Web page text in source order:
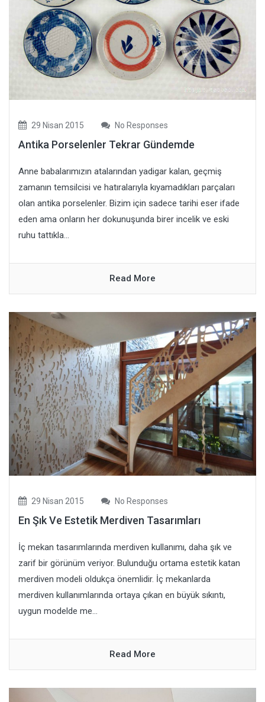
29 Nisan 2015 No Responses
Antika Porselenler Tekrar Gündemde
Anne babalarımızın atalarından yadigar kalan, geçmiş
zamanın temsilcisi ve hatıralarıyla kıyamadıkları parçaları
olan antika porselenler. Bizim için sadece tarihi eser ifade
eden ama onların her dokunuşunda birer incelik ve eski
ruhu tattıkla...
Read More
29 Nisan 2015 No Responses
En Şık Ve Estetik Merdiven Tasarımları
İç mekan tasarımlarında merdiven kullanımı, daha şık ve
zarif bir görünüm veriyor. Bulunduğu ortama estetik katan
merdiven modeli oldukça önemlidir. İç mekanlarda
merdiven kullanımlarında ortaya çıkan en büyük sıkıntı,
uygun modelde me...
Read More